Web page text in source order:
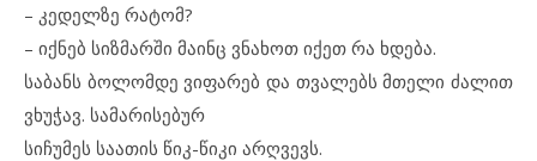
– კედელზე რატომ?
– იქნებ სიზმარში მაინც ვნახოთ იქეთ რა ხდება.
საბანს ბოლომდე ვიფარებ და თვალებს მთელი ძალით
ვხუჭავ. სამარისებურ
სიჩუმეს საათის წიკ-წიკი არღვევს.